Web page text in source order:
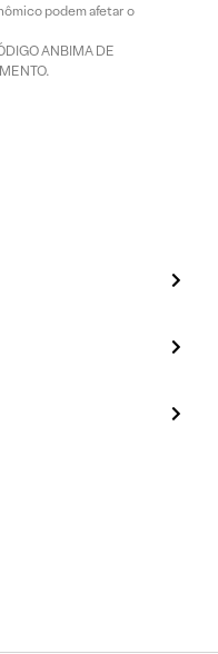
podem afetar o
ANBIMA DE